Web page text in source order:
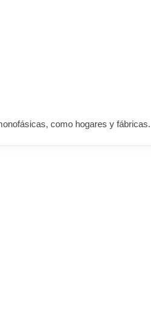
como hogares y fábricas.